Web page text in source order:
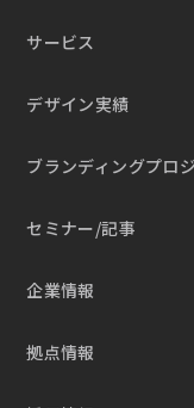
サービス
デザイン実績
ブランディングプロ
セミナー/記事
企業情報
拠点情報